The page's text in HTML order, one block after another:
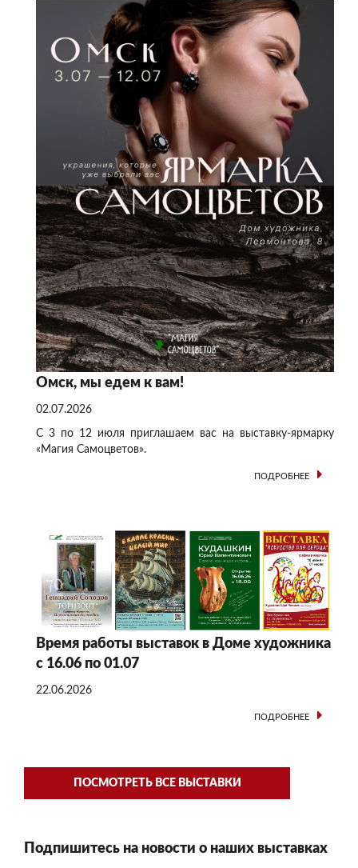
Омск, мы едем к вам!
02.07.2026
С 3 по 12 июля приглашаем вас на выставку-ярмарку
«Магия Самоцветов».
ПОДРОБНЕЕ
Время работы выставок в Доме художника
с 16.06 по 01.07
22.06.2026
ПОДРОБНЕЕ
ПОСМОТРЕТЬ ВСЕ ВЫСТАВКИ
Подпишитесь на новости о наших выставках